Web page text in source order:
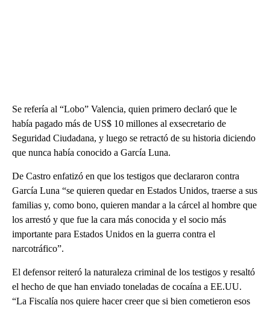
Se refería al “Lobo” Valencia, quien primero declaró que le
había pagado más de US$ 10 millones al exsecretario de
Seguridad Ciudadana, y luego se retractó de su historia diciendo
que nunca había conocido a García Luna.
De Castro enfatizó en que los testigos que declararon contra
García Luna “se quieren quedar en Estados Unidos, traerse a sus
familias y, como bono, quieren mandar a la cárcel al hombre que
los arrestó y que fue la cara más conocida y el socio más
importante para Estados Unidos en la guerra contra el
narcotráfico”.
El defensor reiteró la naturaleza criminal de los testigos y resaltó
el hecho de que han enviado toneladas de cocaína a EE.UU.
“La Fiscalía nos quiere hacer creer que si bien cometieron esos